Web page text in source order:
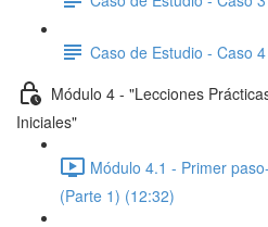
Caso de Estudio - Caso
Módulo 4 - "Lecciones
Iniciales"
Módulo 4.1 - Primer
(Parte 1) (12:32)